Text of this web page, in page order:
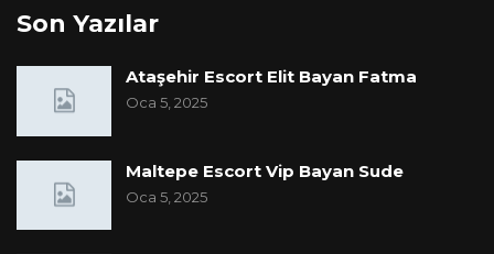
Son Yazılar
Ataşehir Escort Elit Bayan Fatma
Oca 5, 2025
Maltepe Escort Vip Bayan Sude
Oca 5, 2025